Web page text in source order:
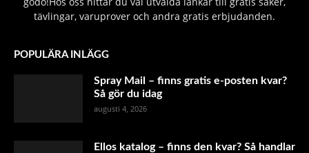
tävlingar, varuprover och andra gratis erbjudanden.
POPULÄRA INLÄGG
Spray Mail – finns gratis e-posten kvar?
Så gör du idag
augusti 4, 2026
Ellos katalog – finns den kvar? Så handlar